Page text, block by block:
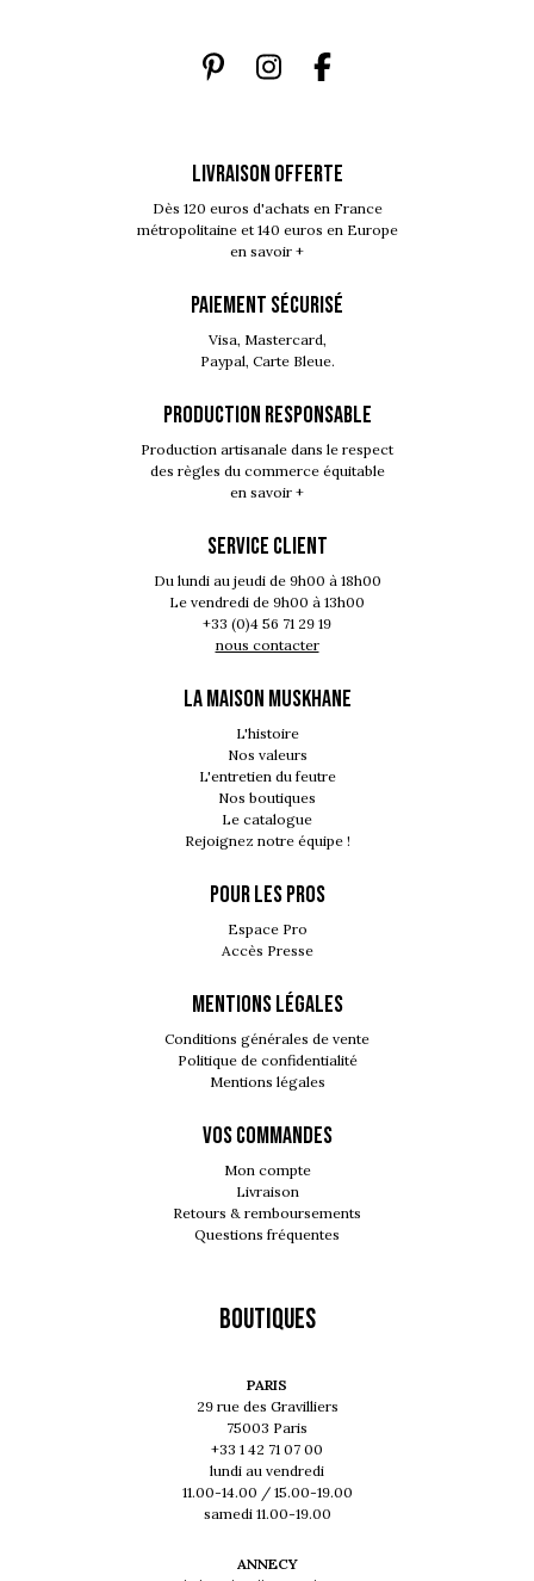
LIVRAISON OFFERTE
Dès 120 euros d'achats en France
métropolitaine et 140 euros en Europe
en savoir +
PAIEMENT SÉCURISÉ
Visa, Mastercard,
Paypal, Carte Bleue.
PRODUCTION RESPONSABLE
Production artisanale dans le respect
des règles du commerce équitable
en savoir +
SERVICE CLIENT
Du lundi au jeudi de 9h00 à 18h00
Le vendredi de 9h00 à 13h00
+33 (0)4 56 71 29 19
nous contacter
LA MAISON MUSKHANE
L'histoire
Nos valeurs
L'entretien du feutre
Nos boutiques
Le catalogue
Rejoignez notre équipe !
POUR LES PROS
Espace Pro
Accès Presse
MENTIONS LÉGALES
Conditions générales de vente
Politique de confidentialité
Mentions légales
VOS COMMANDES
Mon compte
Livraison
Retours & remboursements
Questions fréquentes
Boutiques
PARIS
29 rue des Gravilliers
75003 Paris
+33 1 42 71 07 00
lundi au vendredi
11.00-14.00 / 15.00-19.00
samedi 11.00-19.00
ANNECY